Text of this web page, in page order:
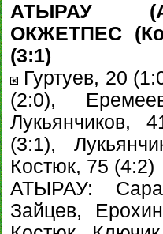
АТЫРАУ
ОКЖЕТПЕС
(3:1)
Гуртуев, 20
(2:0),
Лукьянчиков,
(3:1),
Костюк, 75 (4:2)
АТЫРАУ:
Зайцев,